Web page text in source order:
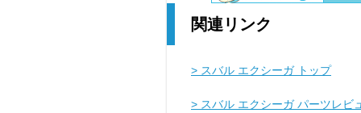
関連リンク
> スバル エクシーガ トップ
> スバル エクシーガ パーツレビ